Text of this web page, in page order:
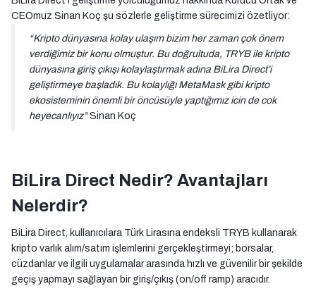
CEOmuz Sinan Koç şu sözlerle geliştirme sürecimizi özetliyor:
“Kripto dünyasına kolay ulaşım bizim her zaman çok önem
verdiğimiz bir konu olmuştur. Bu doğrultuda, TRYB ile kripto
dünyasına giriş çıkışı kolaylaştırmak adına BiLira Direct’i
geliştirmeye başladık. Bu kolaylığı MetaMask gibi kripto
ekosisteminin önemli bir öncüsüyle yaptığımız icin de cok
heyecanlıyız”Sinan Koç
BiLira Direct Nedir? Avantajları
Nelerdir?
BiLira Direct, kullanıcılara Türk Lirasına endeksli TRYB kullanarak
kripto varlık alım/satım işlemlerini gerçekleştirmeyi; borsalar,
cüzdanlar ve ilgili uygulamalar arasında hızlı ve güvenilir bir şekilde
geçiş yapmayı sağlayan bir giriş/çıkış (on/off ramp) aracıdır.